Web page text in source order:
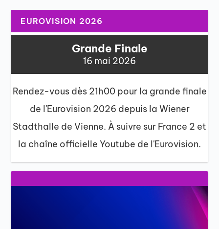
EUROVISION 2026
Grande Finale
16 mai 2026
Rendez-vous dès 21h00 pour la grande finale
de l'Eurovision 2026 depuis la Wiener
Stadthalle de Vienne. À suivre sur France 2 et
la chaîne officielle Youtube de l'Eurovision.